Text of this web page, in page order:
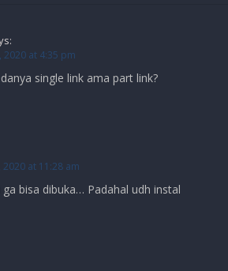
at 4:35 pm
single link ama part link?
at 11:28 am
bisa dibuka… Padahal udh instal